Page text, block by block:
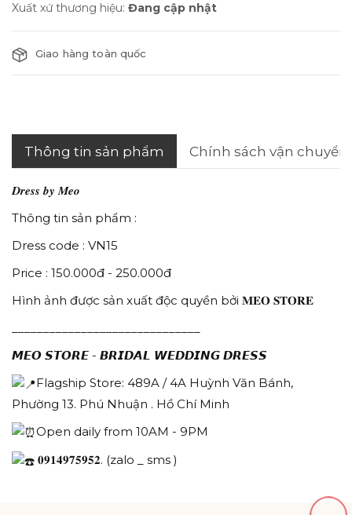
Xuất xứ thương hiệu: Đang cập nhật
Giao hàng toàn quốc
Thông tin sản phẩm Chính sách vận chuyển
𝑫𝒓𝒆𝒔𝒔 𝒃𝒚 𝑴𝒆𝒐
Thông tin sản phẩm :
Dress code : VN15
Price : 150.000đ - 250.000đ
Hình ảnh được sản xuất độc quyền bởi 𝐌𝐄𝐎 𝐒𝐓𝐎𝐑𝐄
𝙈𝙀𝙊 𝙎𝙏𝙊𝙍𝙀 - 𝘽𝙍𝙄𝘿𝘼𝙇 𝙒𝙀𝘿𝘿𝙄𝙉𝙂 𝘿𝙍𝙀𝙎𝙎
Flagship Store: 489A / 4A Huỳnh Văn Bánh,
Phường 13. Phú Nhuận . Hồ Chí Minh
Open daily from 10AM - 9PM
𝟎𝟗𝟏𝟒𝟗𝟕𝟓𝟗𝟓𝟐. (zalo _ sms )